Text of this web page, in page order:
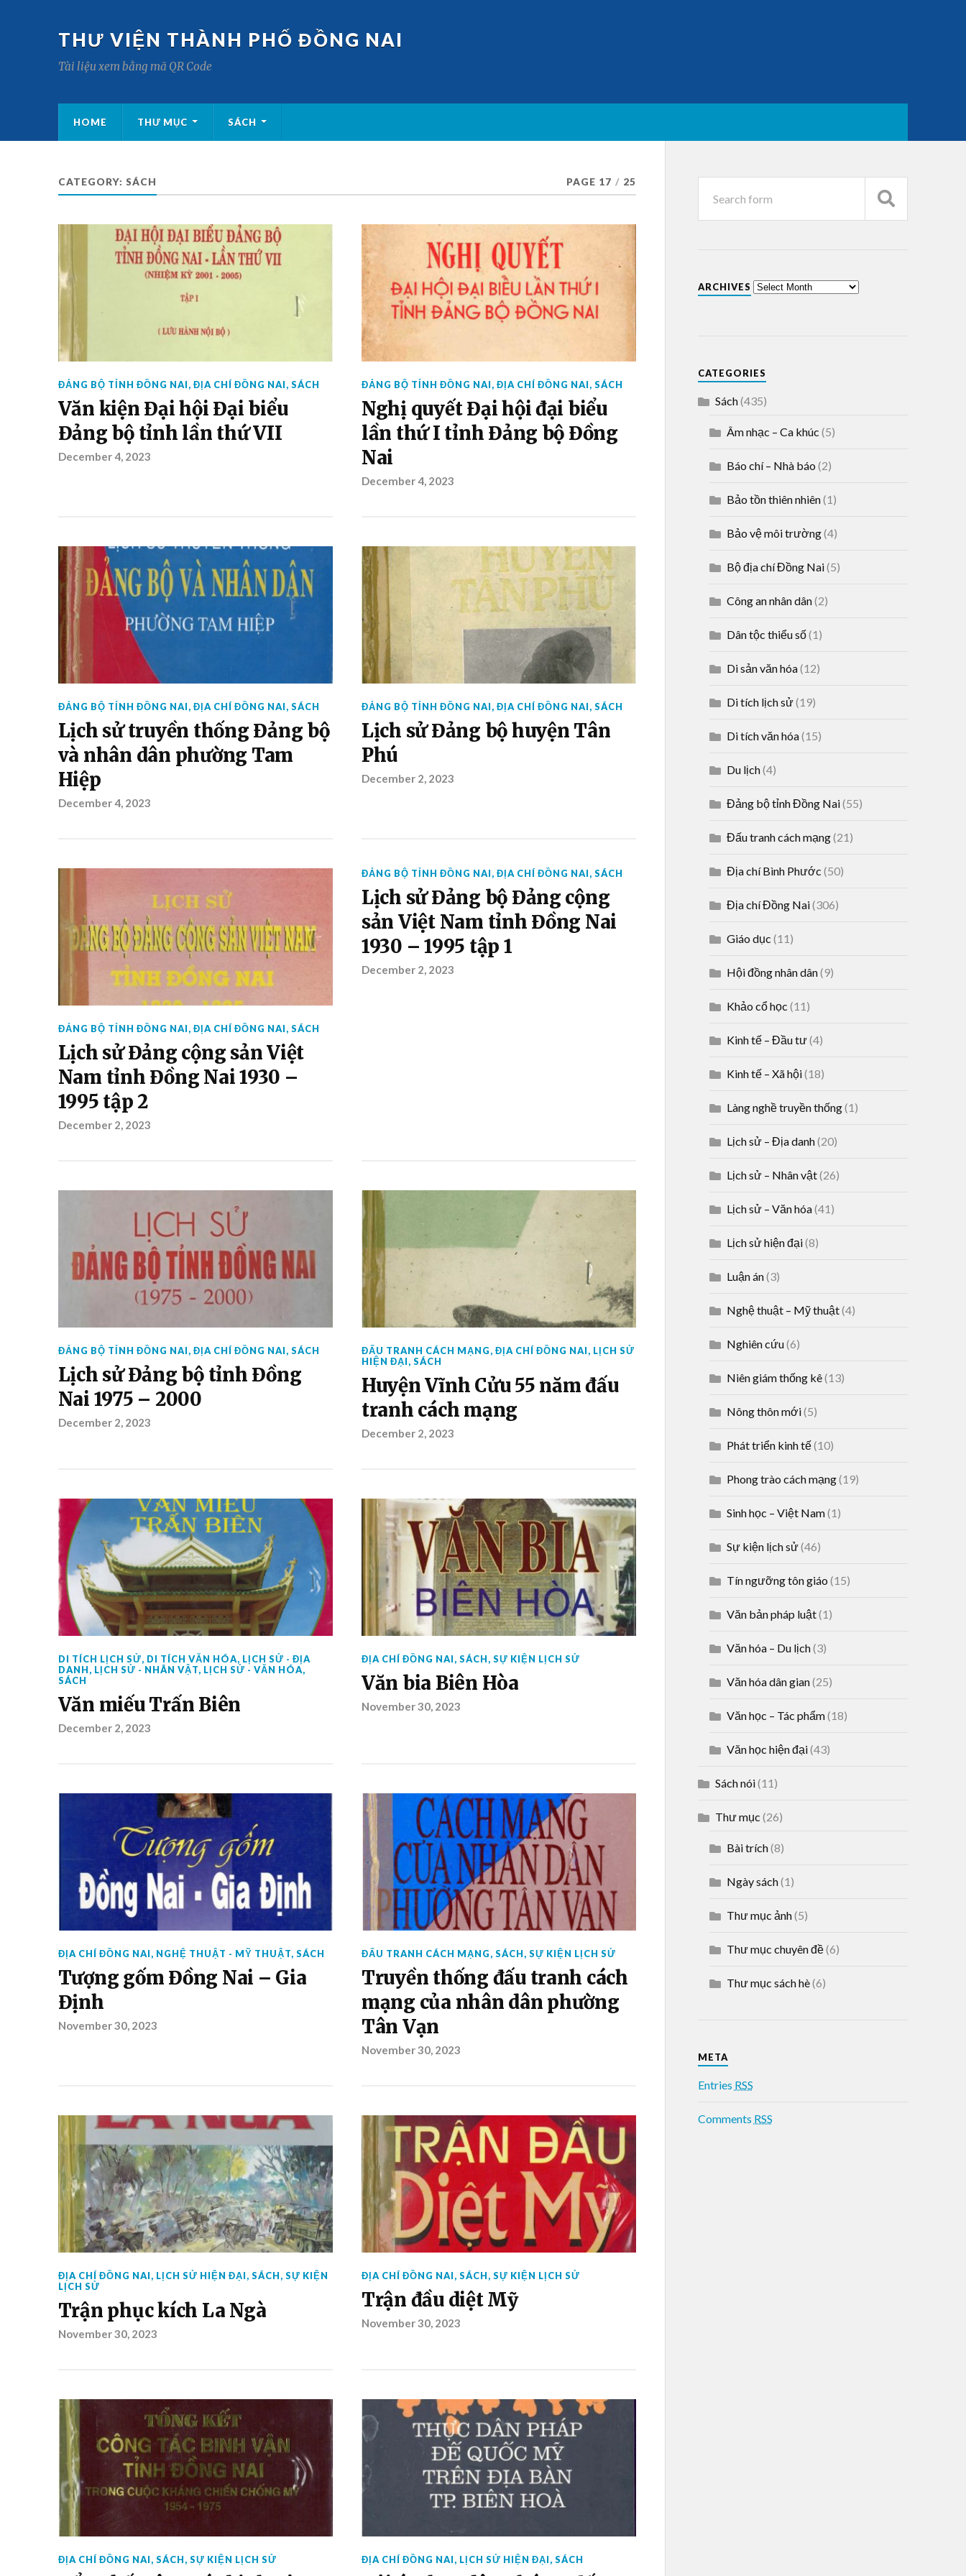
THƯ VIỆN THÀNH PHỐ ĐỒNG NAI
Tài liệu xem bằng mã QR Code
HOME THƯ MỤC SÁCH
CATEGORY: SÁCH PAGE 17 / 25
ĐẢNG BỘ TỈNH ĐỒNG NAI, ĐỊA CHÍ ĐỒNG NAI, SÁCH
Văn kiện Đại hội Đại biểu
Đảng bộ tỉnh lần thứ VII
December 4, 2023
ĐẢNG BỘ TỈNH ĐỒNG NAI, ĐỊA CHÍ ĐỒNG NAI, SÁCH
Nghị quyết Đại hội đại biểu
lần thứ I tỉnh Đảng bộ Đồng
Nai
December 4, 2023
ĐẢNG BỘ TỈNH ĐỒNG NAI, ĐỊA CHÍ ĐỒNG NAI, SÁCH
Lịch sử truyền thống Đảng bộ
và nhân dân phường Tam
Hiệp
December 4, 2023
ĐẢNG BỘ TỈNH ĐỒNG NAI, ĐỊA CHÍ ĐỒNG NAI, SÁCH
Lịch sử Đảng bộ huyện Tân
Phú
December 2, 2023
ĐẢNG BỘ TỈNH ĐỒNG NAI, ĐỊA CHÍ ĐỒNG NAI, SÁCH
Lịch sử Đảng cộng sản Việt
Nam tỉnh Đồng Nai 1930 –
1995 tập 2
December 2, 2023
ĐẢNG BỘ TỈNH ĐỒNG NAI, ĐỊA CHÍ ĐỒNG NAI, SÁCH
Lịch sử Đảng bộ Đảng cộng
sản Việt Nam tỉnh Đồng Nai
1930 – 1995 tập 1
December 2, 2023
ĐẢNG BỘ TỈNH ĐỒNG NAI, ĐỊA CHÍ ĐỒNG NAI, SÁCH
Lịch sử Đảng bộ tỉnh Đồng
Nai 1975 – 2000
December 2, 2023
ĐẤU TRANH CÁCH MẠNG, ĐỊA CHÍ ĐỒNG NAI, LỊCH SỬ
HIỆN ĐẠI, SÁCH
Huyện Vĩnh Cửu 55 năm đấu
tranh cách mạng
December 2, 2023
DI TÍCH LỊCH SỬ, DI TÍCH VĂN HÓA, LỊCH SỬ - ĐỊA
DANH, LỊCH SỬ - NHÂN VẬT, LỊCH SỬ - VĂN HÓA,
SÁCH
Văn miếu Trấn Biên
December 2, 2023
ĐỊA CHÍ ĐỒNG NAI, SÁCH, SỰ KIỆN LỊCH SỬ
Văn bia Biên Hòa
November 30, 2023
ĐỊA CHÍ ĐỒNG NAI, NGHỆ THUẬT - MỸ THUẬT, SÁCH
Tượng gốm Đồng Nai – Gia
Định
November 30, 2023
ĐẤU TRANH CÁCH MẠNG, SÁCH, SỰ KIỆN LỊCH SỬ
Truyền thống đấu tranh cách
mạng của nhân dân phường
Tân Vạn
November 30, 2023
ĐỊA CHÍ ĐỒNG NAI, LỊCH SỬ HIỆN ĐẠI, SÁCH, SỰ KIỆN
LỊCH SỬ
Trận phục kích La Ngà
November 30, 2023
ĐỊA CHÍ ĐỒNG NAI, SÁCH, SỰ KIỆN LỊCH SỬ
Trận đầu diệt Mỹ
November 30, 2023
ĐỊA CHÍ ĐỒNG NAI, SÁCH, SỰ KIỆN LỊCH SỬ ĐỊA CHÍ ĐỒNG NAI, LỊCH SỬ HIỆN ĐẠI, SÁCH
ARCHIVES
CATEGORIES
Sách(435)
Âm nhạc – Ca khúc (5)
Báo chí – Nhà báo (2)
Bảo tồn thiên nhiên(1)
Bảo vệ môi trường(4)
Bộ địa chí Đồng Nai(5)
Công an nhân dân(2)
Dân tộc thiểu số(1)
Di sản văn hóa(12)
Di tích lịch sử(19)
Di tích văn hóa(15)
Du lịch(4)
Đảng bộ tỉnh Đồng Nai(55)
Đấu tranh cách mạng(21)
Địa chí Bình Phước (50)
Địa chí Đồng Nai(306)
Giáo dục (11)
Hội đồng nhân dân(9)
Khảo cổ học (11)
Kinh tế – Đầu tư(4)
Kinh tế – Xã hội(18)
Làng nghề truyền thống(1)
Lịch sử – Địa danh(20)
Lịch sử – Nhân vật(26)
Lịch sử – Văn hóa(41)
Lịch sử hiện đại(8)
Luận án(3)
Nghệ thuật – Mỹ thuật(4)
Nghiên cứu(6)
Niên giám thống kê(13)
Nông thôn mới(5)
Phát triển kinh tế(10)
Phong trào cách mạng(19)
Sinh học – Việt Nam(1)
Sự kiện lịch sử(46)
Tín ngưỡng tôn giáo (15)
Văn bản pháp luật(1)
Văn hóa – Du lịch(3)
Văn hóa dân gian(25)
Văn học – Tác phẩm(18)
Văn học hiện đại(43)
Sách nói(11)
Thư mục (26)
Bài trích(8)
Ngày sách(1)
Thư mục ảnh(5)
Thư mục chuyên đề(6)
Thư mục sách hè(6)
META
Entries RSS
Comments RSS